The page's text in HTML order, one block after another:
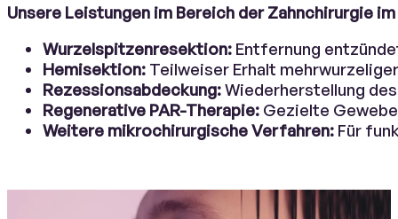
Unsere Leistungen im Bereich der Zahnchirurgie
Wurzelspitzenresektion: Entfernung
Hemisektion: Teilweiser Erhalt
Rezessionsabdeckung:Wiederherstellung
Regenerative PAR-Therapie: Gezielte
Weitere mikrochirurgische Verfahren: Für